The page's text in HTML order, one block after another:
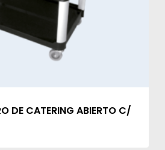
DE CATERING ABIERTO C/